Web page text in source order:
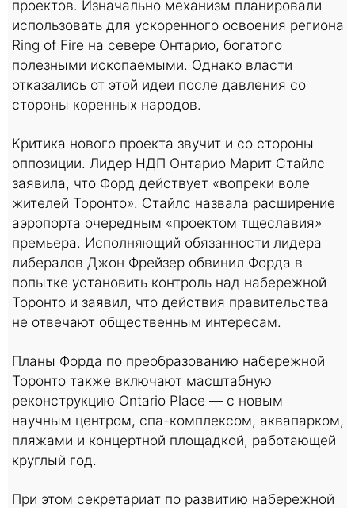
проектов. Изначально механизм планировали
использовать для ускоренного освоения региона
Ring of Fire на севере Онтарио, богатого
полезными ископаемыми. Однако власти
отказались от этой идеи после давления со
стороны коренных народов.
Критика нового проекта звучит и со стороны
оппозиции. Лидер НДП Онтарио Марит Стайлс
заявила, что Форд действует «вопреки воле
жителей Торонто». Стайлс назвала расширение
аэропорта очередным «проектом тщеславия»
премьера. Исполняющий обязанности лидера
либералов Джон Фрейзер обвинил Форда в
попытке установить контроль над набережной
Торонто и заявил, что действия правительства
не отвечают общественным интересам.
Планы Форда по преобразованию набережной
Торонто также включают масштабную
реконструкцию Ontario Place — с новым
научным центром, спа-комплексом, аквапарком,
пляжами и концертной площадкой, работающей
круглый год.
При этом секретариат по развитию набережной